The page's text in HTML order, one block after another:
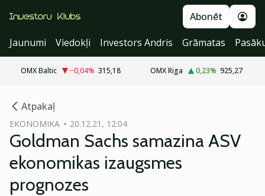
Abonēt
Jaunumi
Viedokļi Investors Andris Grāmatas
OMX Baltic −0,04% 315,18 OMX Riga 0,23% 925,27
Atpakaļ
EKONOMIKA 20.12.21, 12:04
Goldman Sachs samazina ASV
ekonomikas izaugsmes
prognozes